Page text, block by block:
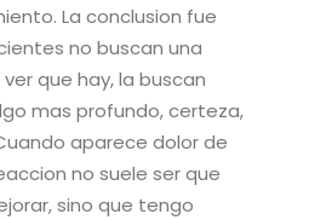
La conclusion fue
no buscan una
que hay, la buscan
mas profundo, certeza,
aparece dolor de
no suele ser que
sino que tengo